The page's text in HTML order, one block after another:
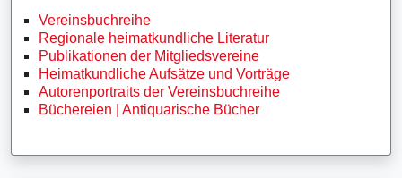
Vereinsbuchreihe
Regionale heimatkundliche Literatur
Publikationen der Mitgliedsvereine
Heimatkundliche Aufsätze und Vorträge
Autorenportraits der Vereinsbuchreihe
Büchereien | Antiquarische Bücher